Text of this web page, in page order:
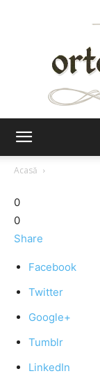
Acasă
0
0
Share
Facebook
Twitter
Google+
Tumblr
LinkedIn